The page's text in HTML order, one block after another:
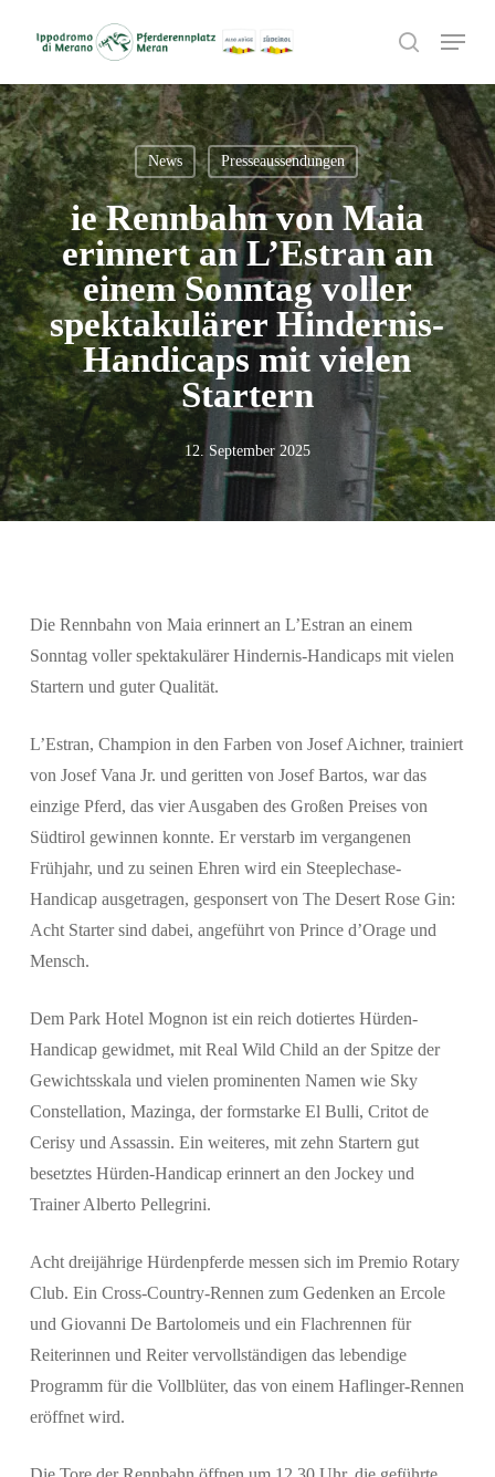
content
search
Menu
News Presseaussendungen
ie Rennbahn von Maia
erinnert an L’Estran an
einem Sonntag voller
spektakulärer Hindernis-
Handicaps mit vielen
Startern
12. September 2025
Die Rennbahn von Maia erinnert an L’Estran an einem
Sonntag voller spektakulärer Hindernis-Handicaps mit vielen
Startern und guter Qualität.
L’Estran, Champion in den Farben von Josef Aichner, trainiert
von Josef Vana Jr. und geritten von Josef Bartos, war das
einzige Pferd, das vier Ausgaben des Großen Preises von
Südtirol gewinnen konnte. Er verstarb im vergangenen
Frühjahr, und zu seinen Ehren wird ein Steeplechase-
Handicap ausgetragen, gesponsert von The Desert Rose Gin:
Acht Starter sind dabei, angeführt von Prince d’Orage und
Mensch.
Dem Park Hotel Mognon ist ein reich dotiertes Hürden-
Handicap gewidmet, mit Real Wild Child an der Spitze der
Gewichtsskala und vielen prominenten Namen wie Sky
Constellation, Mazinga, der formstarke El Bulli, Critot de
Cerisy und Assassin. Ein weiteres, mit zehn Startern gut
besetztes Hürden-Handicap erinnert an den Jockey und
Trainer Alberto Pellegrini.
Acht dreijährige Hürdenpferde messen sich im Premio Rotary
Club. Ein Cross-Country-Rennen zum Gedenken an Ercole
und Giovanni De Bartolomeis und ein Flachrennen für
Reiterinnen und Reiter vervollständigen das lebendige
Programm für die Vollblüter, das von einem Haflinger-Rennen
eröffnet wird.